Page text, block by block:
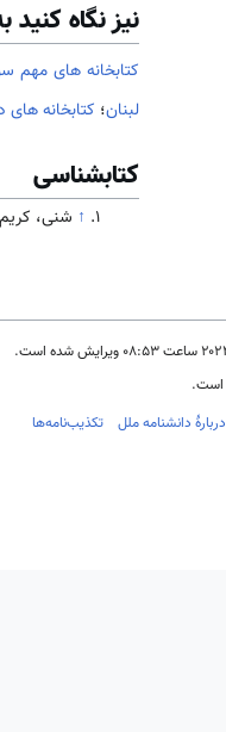
نیز نگاه کنید
کتابخانه های مهم
لبنان؛ کتابخانه های
کتابشناسی
↑ شنی، کریم( 1400). فرهنگ و
دربارهٔ دانشنامه ملل تکذیب‌نامه‌ها